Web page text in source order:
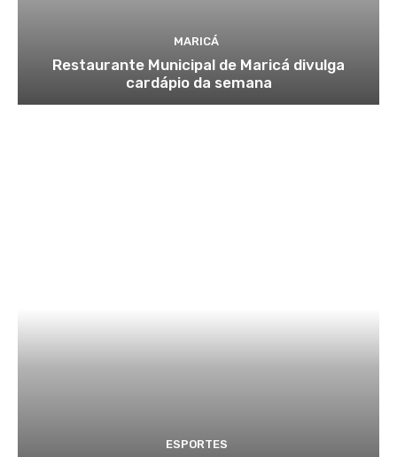
MARICÁ
Restaurante Municipal de Maricá divulga
cardápio da semana
ESPORTES